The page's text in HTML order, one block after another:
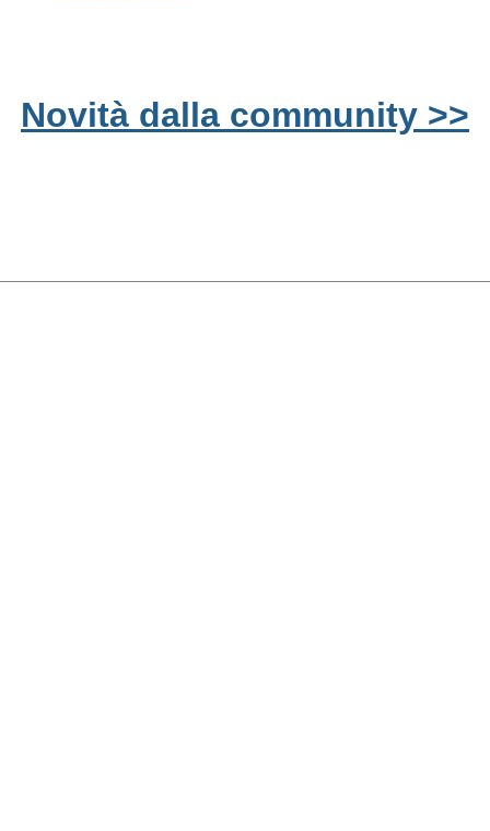
Novità dalla community >>